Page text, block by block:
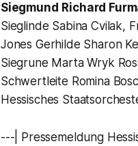
Siegmund Richard
Sieglinde Sabina Cvilak,
Jones Gerhilde Sharon
Siegrune Marta Wryk
Schwertleite Romina
Hessisches
---| Pressemeldung